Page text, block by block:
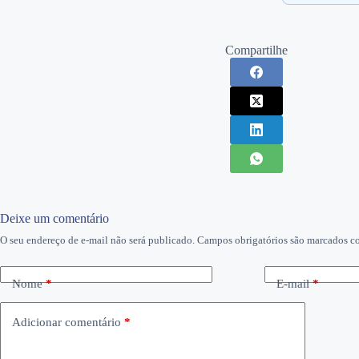
Compartilhe
Deixe um comentário
O seu endereço de e-mail não será publicado. Campos obrigatórios são marcados
Nome* E-mail*
Adicionar comentário *